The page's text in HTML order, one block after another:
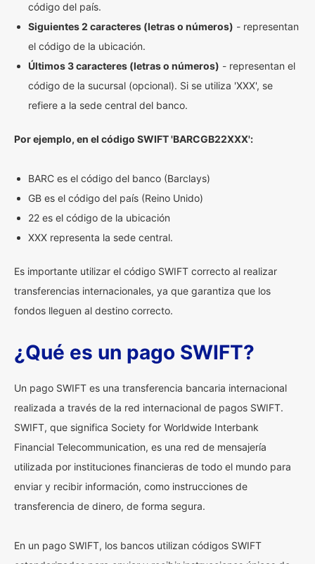
código del país.
Siguientes 2 caracteres (letras o números) - representan
el código de la ubicación.
Últimos 3 caracteres (letras o números) - representan el
código de la sucursal (opcional). Si se utiliza 'XXX', se
refiere a la sede central del banco.
Por ejemplo, en el código SWIFT 'BARCGB22XXX':
BARC es el código del banco (Barclays)
GB es el código del país (Reino Unido)
22 es el código de la ubicación
XXX representa la sede central.
Es importante utilizar el código SWIFT correcto al realizar
transferencias internacionales, ya que garantiza que los
fondos lleguen al destino correcto.
¿Qué es un pago SWIFT?
Un pago SWIFT es una transferencia bancaria internacional
realizada a través de la red internacional de pagos SWIFT.
SWIFT, que significa Society for Worldwide Interbank
Financial Telecommunication, es una red de mensajería
utilizada por instituciones financieras de todo el mundo para
enviar y recibir información, como instrucciones de
transferencia de dinero, de forma segura.
En un pago SWIFT, los bancos utilizan códigos SWIFT